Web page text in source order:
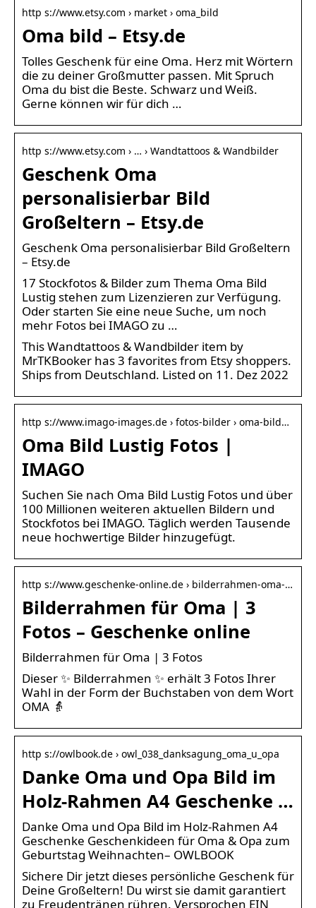
http s://www.etsy.com › market › oma_bild
Oma bild – Etsy.de
Tolles Geschenk für eine Oma. Herz mit Wörtern
die zu deiner Großmutter passen. Mit Spruch
Oma du bist die Beste. Schwarz und Weiß.
Gerne können wir für dich …
http s://www.etsy.com › … › Wandtattoos & Wandbilder
Geschenk Oma
personalisierbar Bild
Großeltern – Etsy.de
Geschenk Oma personalisierbar Bild Großeltern
– Etsy.de
17 Stockfotos & Bilder zum Thema Oma Bild
Lustig stehen zum Lizenzieren zur Verfügung.
Oder starten Sie eine neue Suche, um noch
mehr Fotos bei IMAGO zu …
This Wandtattoos & Wandbilder item by
MrTKBooker has 3 favorites from Etsy shoppers.
Ships from Deutschland. Listed on 11. Dez 2022
http s://www.imago-images.de › fotos-bilder › oma-bild…
Oma Bild Lustig Fotos |
IMAGO
Suchen Sie nach Oma Bild Lustig Fotos und über
100 Millionen weiteren aktuellen Bildern und
Stockfotos bei IMAGO. Täglich werden Tausende
neue hochwertige Bilder hinzugefügt.
http s://www.geschenke-online.de › bilderrahmen-oma-…
Bilderrahmen für Oma | 3
Fotos – Geschenke online
Bilderrahmen für Oma | 3 Fotos
Dieser ✨ Bilderrahmen ✨ erhält 3 Fotos Ihrer
Wahl in der Form der Buchstaben von dem Wort
OMA 👵
http s://owlbook.de › owl_038_danksagung_oma_u_opa
Danke Oma und Opa Bild im
Holz-Rahmen A4 Geschenke …
Danke Oma und Opa Bild im Holz-Rahmen A4
Geschenke Geschenkideen für Oma & Opa zum
Geburtstag Weihnachten– OWLBOOK
Sichere Dir jetzt dieses persönliche Geschenk für
Deine Großeltern! Du wirst sie damit garantiert
zu Freudentränen rühren. Versprochen EIN